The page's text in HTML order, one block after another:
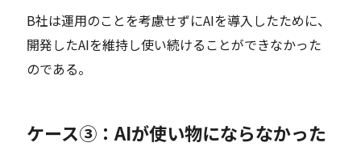
B社は運用のことを考慮せずにAIを導入したために、
開発したAIを維持し使い続けることができなかった
のである。
ケース③：AIが使い物にならなかった